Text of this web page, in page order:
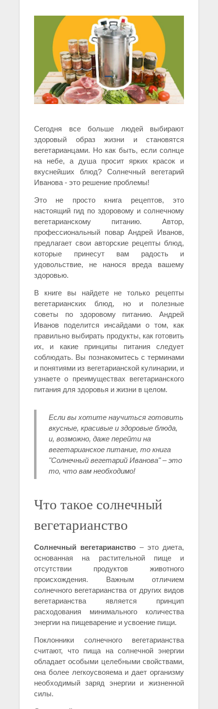
Сегодня все больше людей выбирают
здоровый образ жизни и становятся
вегетарианцами. Но как быть, если солнце
на небе, а душа просит ярких красок и
вкуснейших блюд? Солнечный вегетарий
Иванова - это решение проблемы!
Это не просто книга рецептов, это
настоящий гид по здоровому и солнечному
вегетарианскому питанию. Автор,
профессиональный повар Андрей Иванов,
предлагает свои авторские рецепты блюд,
которые принесут вам радость и
удовольствие, не нанося вреда вашему
здоровью.
В книге вы найдете не только рецепты
вегетарианских блюд, но и полезные
советы по здоровому питанию. Андрей
Иванов поделится инсайдами о том, как
правильно выбирать продукты, как готовить
их, и какие принципы питания следует
соблюдать. Вы познакомитесь с терминами
и понятиями из вегетарианской кулинарии, и
узнаете о преимуществах вегетарианского
питания для здоровья и жизни в целом.
Если вы хотите научиться готовить
вкусные, красивые и здоровые блюда,
и, возможно, даже перейти на
вегетарианское питание, то книга
"Солнечный вегетарий Иванова" – это
то, что вам необходимо!
Что такое солнечный
вегетарианство
Солнечный вегетарианство – это диета,
основанная на растительной пище и
отсутствии продуктов животного
происхождения. Важным отличием
солнечного вегетарианства от других видов
вегетарианства является принцип
расходования минимального количества
энергии на пищеварение и усвоение пищи.
Поклонники солнечного вегетарианства
считают, что пища на солнечной энергии
обладает особыми целебными свойствами,
она более легкоусвояема и дает организму
необходимый заряд энергии и жизненной
силы.